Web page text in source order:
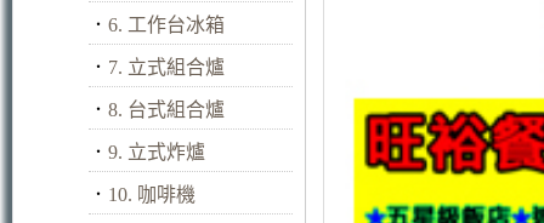
． 6. 工作台冰箱
． 7. 立式組合爐
． 8. 台式組合爐
． 9. 立式炸爐
． 10. 咖啡機